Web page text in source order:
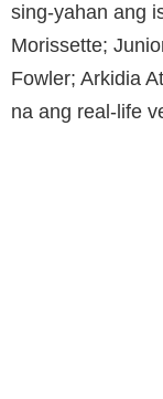
sing-yahan ang
Morissette;
Fowler; Arkidia
na ang real-life